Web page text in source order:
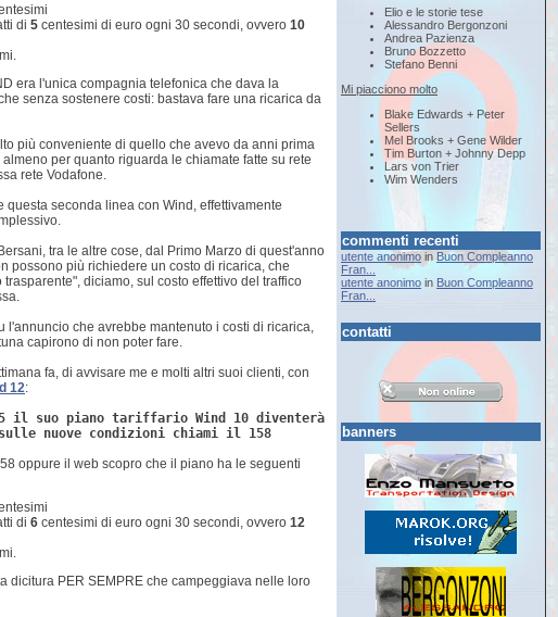
Elio e le storie tese
Alessandro Bergonzoni
Andrea Pazienza
Bruno Bozzetto
Stefano Benni
Mi piacciono molto
Blake Edwards + Peter
Sellers
Mel Brooks + Gene Wilder
Tim Burton + Johnny Depp
Lars von Trier
Wim Wenders
commenti recenti
utente anonimo in Buon Compleanno
Fran...
utente anonimo in Buon Compleanno
Fran...
contatti
banners
di 5 centesimi di euro ogni 30 secondi, ovvero 10
era l'unica compagnia telefonica che dava la
senza sostenere costi: bastava fare una ricarica da
più conveniente di quello che avevo da anni prima
per quanto riguarda le chiamate fatte su rete
rete Vodafone.
seconda linea con Wind, effettivamente
tra le altre cose, dal Primo Marzo di quest'anno
possono più richiedere un costo di ricarica, che
diciamo, sul costo effettivo del traffico
l'annuncio che avrebbe mantenuto i costi di ricarica,
capirono di non poter fare.
fa, di avvisare me e molti altri suoi clienti, con
12:
il suo piano tariffario Wind 10 diventerà
nuove condizioni chiami il 158
oppure il web scopro che il piano ha le seguenti
di 6 centesimi di euro ogni 30 secondi, ovvero 12
dicitura PER SEMPRE che campeggiava nelle loro